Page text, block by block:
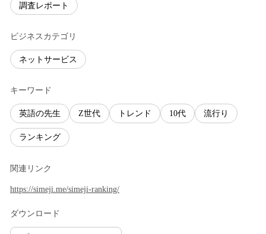
調査レポート
ビジネスカテゴリ
ネットサービス
キーワード
英語の先生 Z世代 トレンド 10代 流行り
ランキング
関連リンク
https://simeji.me/simeji-ranking/
ダウンロード